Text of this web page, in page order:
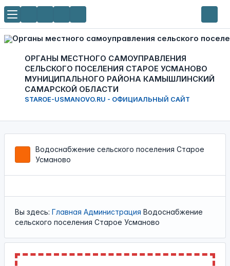
ОРГАНЫ МЕСТНОГО САМОУПРАВЛЕНИЯ
СЕЛЬСКОГО ПОСЕЛЕНИЯ СТАРОЕ УСМАНОВО
МУНИЦИПАЛЬНОГО РАЙОНА КАМЫШЛИНСКИЙ
САМАРСКОЙ ОБЛАСТИ
STAROE-USMANOVO.RU - ОФИЦИАЛЬНЫЙ САЙТ
Водоснабжение сельского поселения Старое
Усманово
Вы здесь: Главная Администрация Водоснабжение
сельского поселения Старое Усманово